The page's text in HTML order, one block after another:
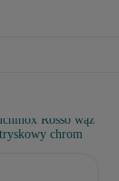
Rosso wąż
chrom